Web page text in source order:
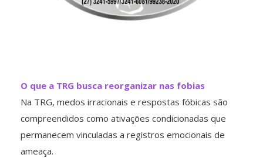
O que a TRG busca reorganizar nas fobias
Na TRG, medos irracionais e respostas fóbicas são
compreendidos como ativações condicionadas que
permanecem vinculadas a registros emocionais de
ameaça.